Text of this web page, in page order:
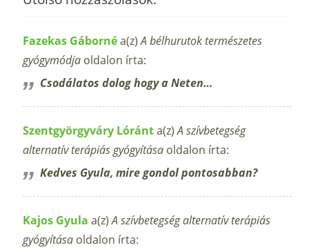
Fazekas Gábornéa(z)A bélhurutok természetes
gyógymódja oldalon írta:
Csodálatos dolog hogy a Neten…
Szentgyörgyváry Lóránta(z)A szívbetegség
alternatív terápiás gyógyítása oldalon írta:
Kedves Gyula, mire gondol pontosabban?
Kajos Gyula a(z)A szívbetegség alternatív terápiás
gyógyítása oldalon írta: